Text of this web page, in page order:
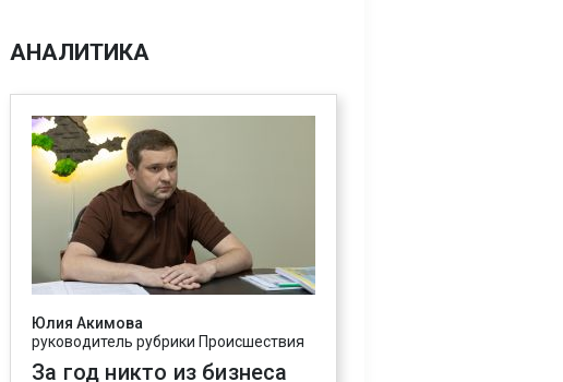
АНАЛИТИКА
Юлия Акимова
руководитель рубрики Происшествия
За год никто из бизнеса